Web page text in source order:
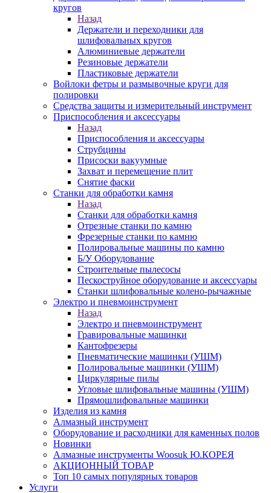
кругов
Назад
Держатели и переходники для
шлифовальных кругов
Алюминиевые держатели
Резиновые держатели
Пластиковые держатели
Войлоки фетры и размывочные круги для
полировки
Средства защиты и измерительный инструмент
Приспособления и аксессуары
Назад
Приспособления и аксессуары
Струбцины
Присоски вакуумные
Захват и перемещение плит
Снятие фаски
Станки для обработки камня
Назад
Станки для обработки камня
Отрезные станки по камню
Фрезерные станки по камню
Полировальные машины по камню
Б/У Оборудование
Строительные пылесосы
Пескоструйное оборудование и аксессуары
Станки шлифовальные колено-рычажные
Электро и пневмоинструмент
Назад
Электро и пневмоинструмент
Гравировальные машинки
Кантофрезеры
Пневматические машинки (УШМ)
Полировальные машинки (УШМ)
Циркулярные пилы
Угловые шлифовальные машины (УШМ)
Прямошлифовальные машинки
Изделия из камня
Алмазный инструмент
Оборудование и расходники для каменных полов
Новинки
Алмазные инструменты Woosuk Ю.КОРЕЯ
АКЦИОННЫЙ ТОВАР
Топ 10 самых популярных товаров
Услуги